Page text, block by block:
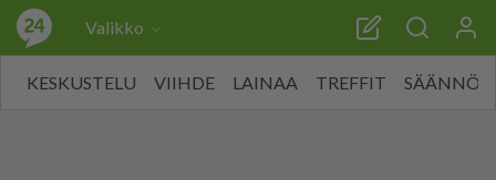
Valikko
KESKUSTELU VIIHDE LAINAA TREFFIT SÄÄNNÖT